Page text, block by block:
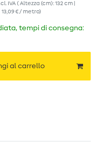
IVA( Altezza (cm): 132 cm |
13,09 € / metro)
tempi di consegna:
al carrello